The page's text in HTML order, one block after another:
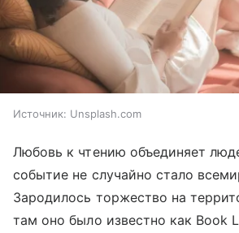
Источник: Unsplash.com
Любовь к чтению объединяет
событие не случайно стало
Зародилось торжество на
там оно было известно как Book